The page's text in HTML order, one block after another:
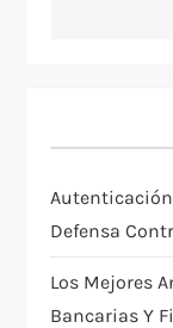
i
g
a
t
Autenticación
Defensa
Los Mejores
Bancarias Y